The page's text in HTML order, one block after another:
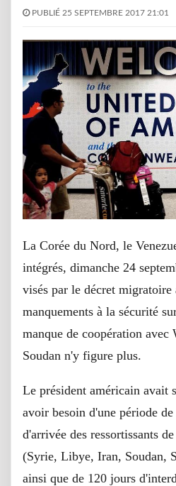
PUBLIÉ 25 SEPTEMBRE 2017 21:01
La Corée du Nord, le
intégrés, dimanche 24
visés par le décret migratoire
manquements à la sécurité
manque de coopération avec
Soudan n'y figure plus.
Le président américain avait
avoir besoin d'une période
d'arrivée des ressortissants
(Syrie, Libye, Iran, Soudan,
ainsi que de 120 jours